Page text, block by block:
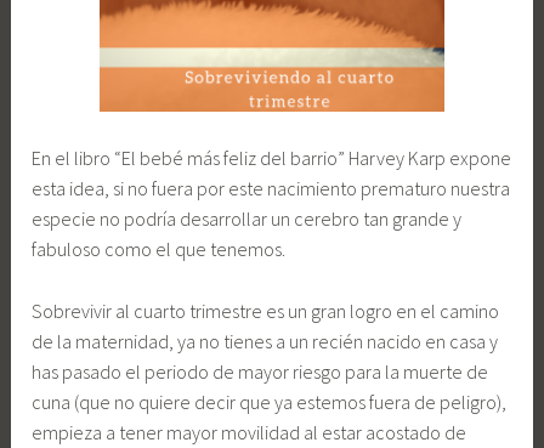
En el libro “El bebé más feliz del barrio” Harvey Karp expone
esta idea, si no fuera por este nacimiento prematuro nuestra
especie no podría desarrollar un cerebro tan grande y
fabuloso como el que tenemos.
Sobrevivir al cuarto trimestre es un gran logro en el camino
de la maternidad, ya no tienes a un recién nacido en casa y
has pasado el periodo de mayor riesgo para la muerte de
cuna (que no quiere decir que ya estemos fuera de peligro),
empieza a tener mayor movilidad al estar acostado de